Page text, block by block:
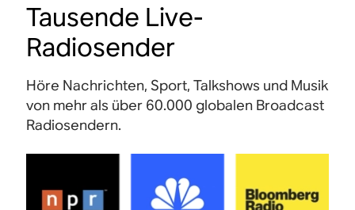
Tausende Live-
Radiosender
Höre Nachrichten, Sport, Talkshows und Musik
von mehr als über 60.000 globalen Broadcast
Radiosendern.